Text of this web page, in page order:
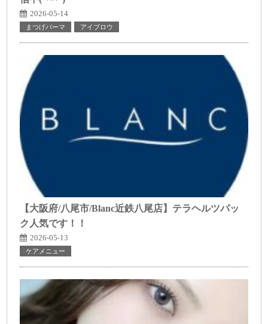
2026-05-14
まつげパーマ アイブロウ
【大阪府/八尾市/Blanc近鉄八尾店】テラヘルツパッ
ク人気です！！
2026-05-13
ケアメニュー